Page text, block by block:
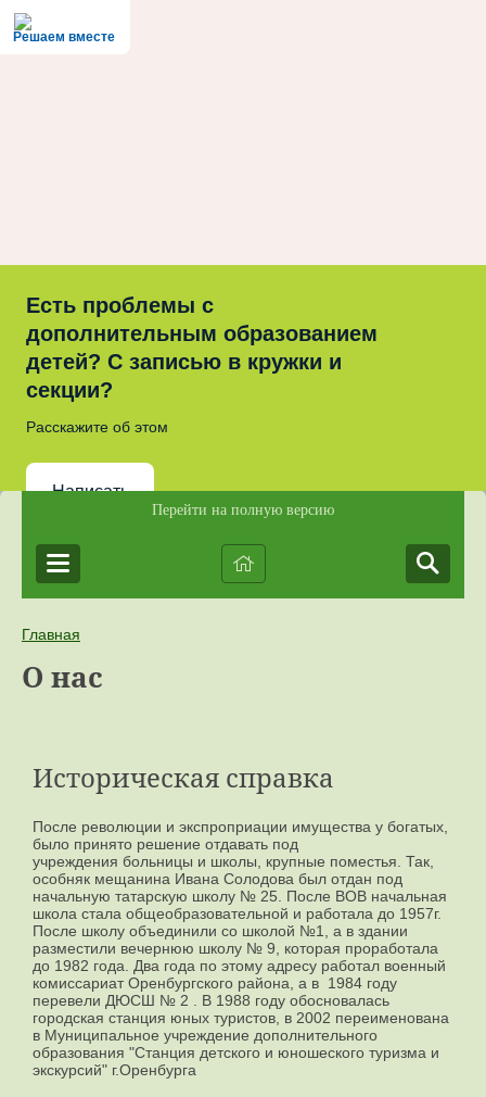
Решаем вместе
Есть проблемы с
дополнительным образованием
детей? С записью в кружки и
секции?
Расскажите об этом
Написать
Перейти на полную версию
Главная
О нас
Историческая справка
После революции и экспроприации имущества у богатых,
было принято решение отдавать под
учреждения больницы и школы, крупные поместья. Так,
особняк мещанина Ивана Солодова был отдан под
начальную татарскую школу № 25. После ВОВ начальная
школа стала общеобразовательной и работала до 1957г.
После школу объединили со школой №1, а в здании
разместили вечернюю школу № 9, которая проработала
до 1982 года. Два года по этому адресу работал военный
комиссариат Оренбургского района, а в 1984 году
перевели ДЮСШ № 2 . В 1988 году обосновалась
городская станция юных туристов, в 2002 переименована
в Муниципальное учреждение дополнительного
образования "Станция детского и юношеского туризма и
экскурсий" г.Оренбурга